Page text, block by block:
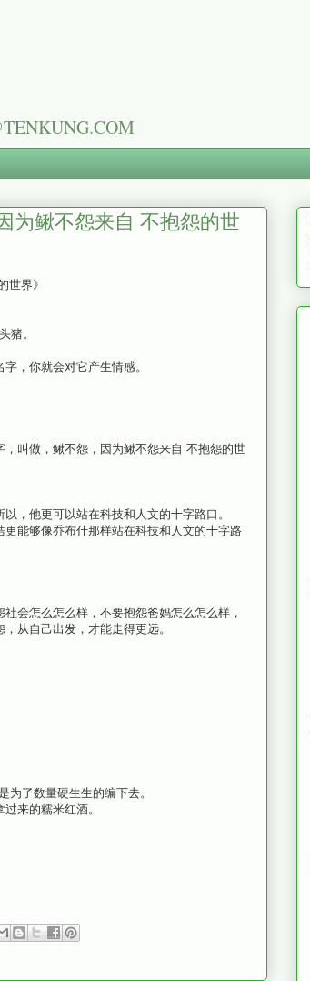
为鳅不怨来自 不抱怨的世
世界》
猪。
，你就会对它产生情感。
叫做，鳅不怨，因为鳅不怨来自 不抱怨的世
，他更可以站在科技和人文的十字路口。
能够像乔布什那样站在科技和人文的十字路
会怎么怎么样，不要抱怨爸妈怎么怎么样，
从自己出发，才能走得更远。
了数量硬生生的编下去。
来的糯米红酒。